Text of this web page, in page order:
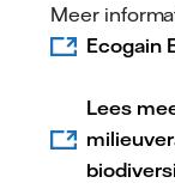
Meer
Ecogain
Lees